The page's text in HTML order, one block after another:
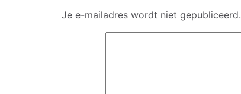
Je e-mailadres wordt niet gepubliceerd.